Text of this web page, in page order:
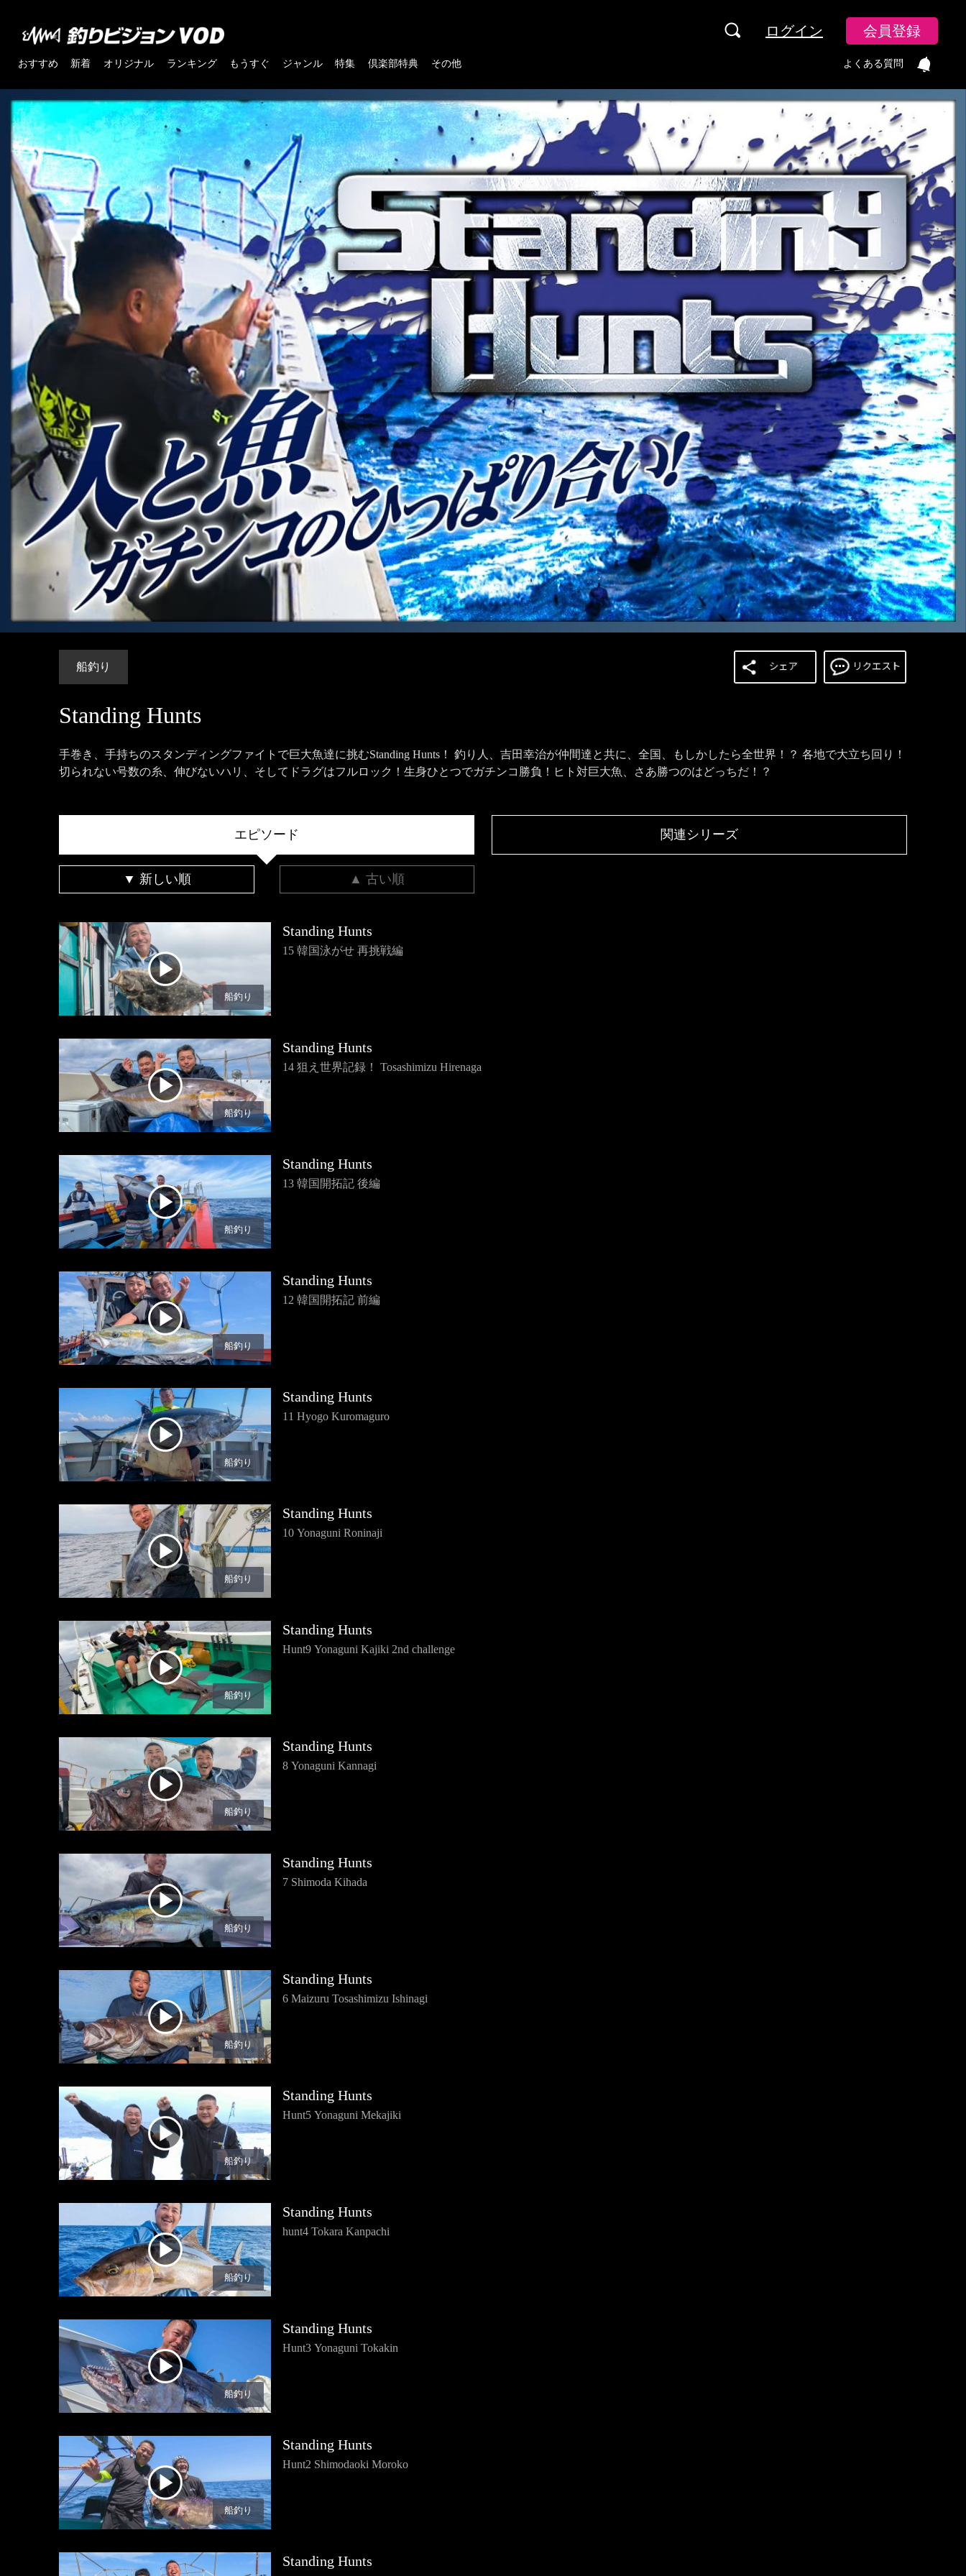
ログイン 会員登録
おすすめ 新着 オリジナル ランキング もうすぐ ジャンル 特集 倶楽部特典 その他 よくある質問
船釣り
Standing Hunts
手巻き、手持ちのスタンディングファイトで巨大魚達に挑むStanding Hunts！ 釣り人、吉田幸治が仲間達と共に、全国、もしかしたら全世界！？ 各地で大立ち回り！
切られない号数の糸、伸びないハリ、そしてドラグはフルロック！生身ひとつでガチンコ勝負！ヒト対巨大魚、さあ勝つのはどっちだ！？
エピソード 関連シリーズ
▼ 新しい順 ▲ 古い順
船釣り
Standing Hunts
15 韓国泳がせ 再挑戦編
船釣り
Standing Hunts
14 狙え世界記録！ Tosashimizu Hirenaga
船釣り
Standing Hunts
13 韓国開拓記 後編
船釣り
Standing Hunts
12 韓国開拓記 前編
船釣り
Standing Hunts
11 Hyogo Kuromaguro
船釣り
Standing Hunts
10 Yonaguni Roninaji
船釣り
Standing Hunts
Hunt9 Yonaguni Kajiki 2nd challenge
船釣り
Standing Hunts
8 Yonaguni Kannagi
船釣り
Standing Hunts
7 Shimoda Kihada
船釣り
Standing Hunts
6 Maizuru Tosashimizu Ishinagi
船釣り
Standing Hunts
Hunt5 Yonaguni Mekajiki
船釣り
Standing Hunts
hunt4 Tokara Kanpachi
船釣り
Standing Hunts
Hunt3 Yonaguni Tokakin
船釣り
Standing Hunts
Hunt2 Shimodaoki Moroko
Standing Hunts